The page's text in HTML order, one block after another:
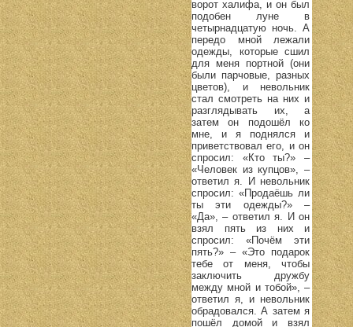
ворот халифа, и он был
подобен луне в
четырнадцатую ночь. А
передо мной лежали
одежды, которые сшил
для меня портной (они
были парчовые, разных
цветов), и невольник
стал смотреть на них и
разглядывать их, а
затем он подошёл ко
мне, и я поднялся и
приветствовал его, и он
спросил: «Кто ты?» –
«Человек из купцов», –
ответил я. И невольник
спросил: «Продаёшь ли
ты эти одежды?» –
«Да», – ответил я. И он
взял пять из них и
спросил: «Почём эти
пять?» – «Это подарок
тебе от меня, чтобы
заключить дружбу
между мной и тобой», –
ответил я, и невольник
обрадовался. А затем я
пошёл домой и взял